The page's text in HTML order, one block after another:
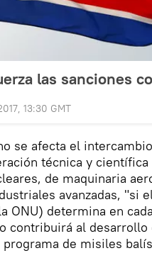
las sanciones
13:30 GMT
se afecta el
técnica y
de maquinaria
avanzadas, "si
ONU) determina en
contribuirá al
de misiles